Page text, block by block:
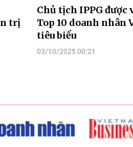
trị
Chủ tịch IPPG được
Top 10 doanh nhân
tiêu biểu
03/10/2025 00:21